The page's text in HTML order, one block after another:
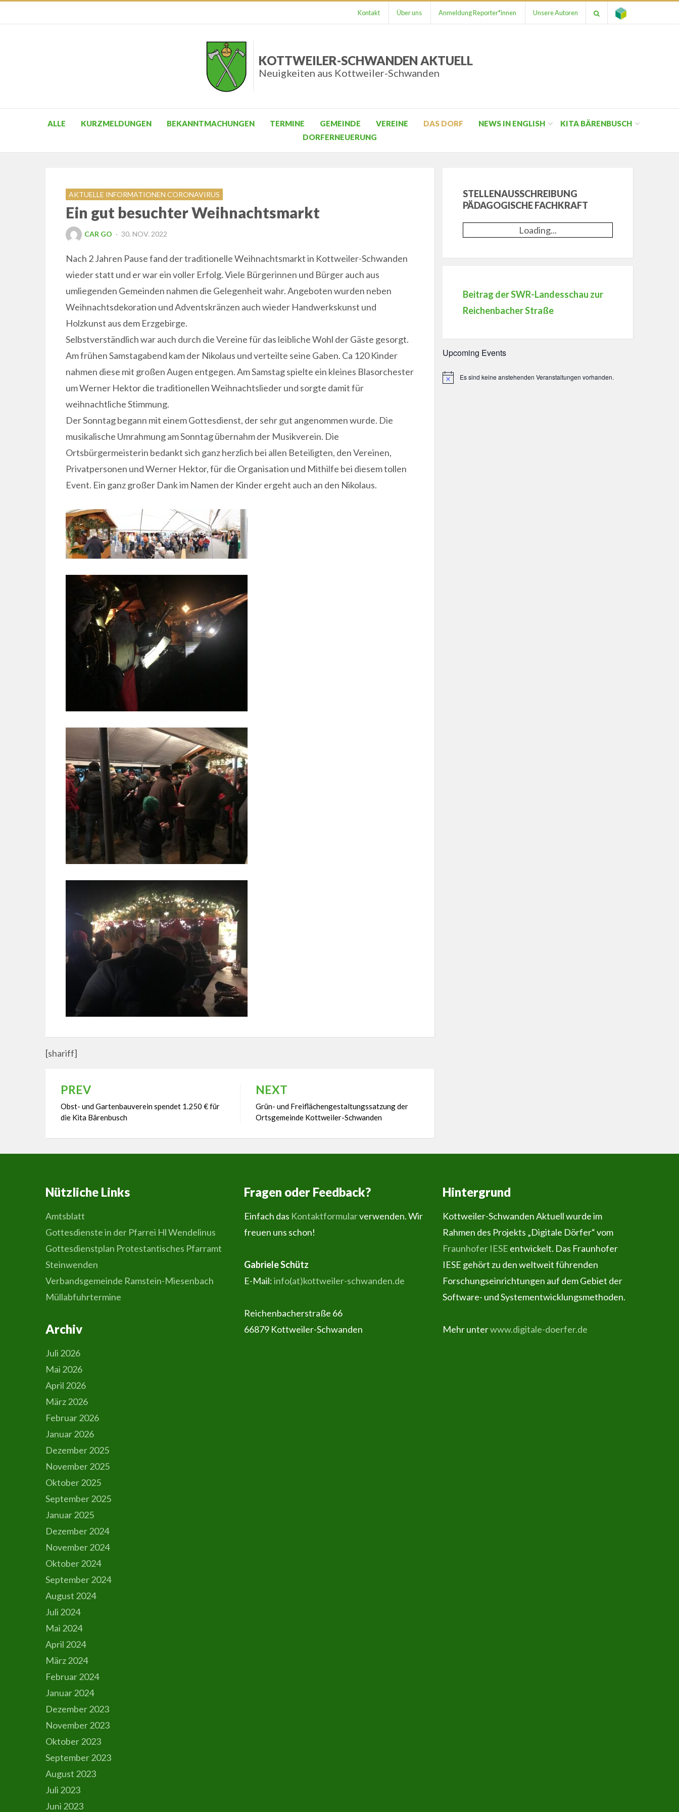
Kontakt Über uns Anmeldung Reporter*innen Unsere Autoren
KOTTWEILER-SCHWANDEN AKTUELL
Neuigkeiten aus Kottweiler-Schwanden
ALLE KURZMELDUNGEN BEKANNTMACHUNGEN TERMINE GEMEINDE VEREINE DAS DORF NEWS IN ENGLISH
KITA BÄRENBUSCH
DORFERNEUERUNG
AKTUELLE INFORMATIONEN CORONAVIRUS
Ein gut besuchter Weihnachtsmarkt
CAR GO
POSTED
30. NOV. 2022
Nach 2 Jahren Pause fand der traditionelle Weihnachtsmarkt in Kottweiler-Schwanden
wieder statt und er war ein voller Erfolg. Viele Bürgerinnen und Bürger auch aus
umliegenden Gemeinden nahmen die Gelegenheit wahr. Angeboten wurden neben
Weihnachtsdekoration und Adventskränzen auch wieder Handwerkskunst und
Holzkunst aus dem Erzgebirge.
Selbstverständlich war auch durch die Vereine für das leibliche Wohl der Gäste gesorgt.
Am frühen Samstagabend kam der Nikolaus und verteilte seine Gaben. Ca 120 Kinder
nahmen diese mit großen Augen entgegen. Am Samstag spielte ein kleines Blasorchester
um Werner Hektor die traditionellen Weihnachtslieder und sorgte damit für
weihnachtliche Stimmung.
Der Sonntag begann mit einem Gottesdienst, der sehr gut angenommen wurde. Die
musikalische Umrahmung am Sonntag übernahm der Musikverein. Die
Ortsbürgermeisterin bedankt sich ganz herzlich bei allen Beteiligten, den Vereinen,
Privatpersonen und Werner Hektor, für die Organisation und Mithilfe bei diesem tollen
Event. Ein ganz großer Dank im Namen der Kinder ergeht auch an den Nikolaus.
[shariff]
Beitragsnavigation
PREV
Obst- und Gartenbauverein spendet 1.250 € für
die Kita Bärenbusch
NEXT
Grün- und Freiflächengestaltungssatzung der
Ortsgemeinde Kottweiler-Schwanden
STELLENAUSSCHREIBUNG
PÄDAGOGISCHE FACHKRAFT
Loading...
Beitrag der SWR-Landesschau zur
Reichenbacher Straße
Upcoming Events
HinweisEs sind keine anstehenden Veranstaltungen vorhanden.
Nützliche Links
Amtsblatt
Gottesdienste in der Pfarrei Hl Wendelinus
Gottesdienstplan Protestantisches Pfarramt
Steinwenden
Verbandsgemeinde Ramstein-Miesenbach
Müllabfuhrtermine
Archiv
Juli 2026
Mai 2026
April 2026
März 2026
Februar 2026
Januar 2026
Dezember 2025
November 2025
Oktober 2025
September 2025
Januar 2025
Dezember 2024
November 2024
Oktober 2024
September 2024
August 2024
Juli 2024
Mai 2024
April 2024
März 2024
Februar 2024
Januar 2024
Dezember 2023
November 2023
Oktober 2023
September 2023
August 2023
Juli 2023
Juni 2023
Fragen oder Feedback?
Einfach das Kontaktformularverwenden. Wir
freuen uns schon!
Gabriele Schütz
E-Mail:info(at)kottweiler-schwanden.de
Reichenbacherstraße 66
66879 Kottweiler-Schwanden
Hintergrund
Kottweiler-Schwanden Aktuell wurde im
Rahmen des Projekts „Digitale Dörfer“ vom
Fraunhofer IESE entwickelt. Das Fraunhofer
IESE gehört zu den weltweit führenden
Forschungseinrichtungen auf dem Gebiet der
Software- und Systementwicklungsmethoden.
Mehr unterwww.digitale-doerfer.de